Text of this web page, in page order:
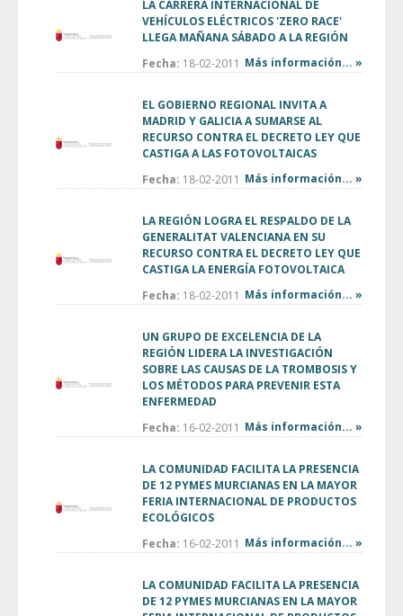
LA CARRERA INTERNACIONAL DE
VEHÍCULOS ELÉCTRICOS 'ZERO RACE'
LLEGA MAÑANA SÁBADO A LA REGIÓN
Fecha: 18-02-2011 Más información... »
EL GOBIERNO REGIONAL INVITA A
MADRID Y GALICIA A SUMARSE AL
RECURSO CONTRA EL DECRETO LEY QUE
CASTIGA A LAS FOTOVOLTAICAS
Fecha: 18-02-2011 Más información... »
LA REGIÓN LOGRA EL RESPALDO DE LA
GENERALITAT VALENCIANA EN SU
RECURSO CONTRA EL DECRETO LEY QUE
CASTIGA LA ENERGÍA FOTOVOLTAICA
Fecha: 18-02-2011 Más información... »
UN GRUPO DE EXCELENCIA DE LA
REGIÓN LIDERA LA INVESTIGACIÓN
SOBRE LAS CAUSAS DE LA TROMBOSIS Y
LOS MÉTODOS PARA PREVENIR ESTA
ENFERMEDAD
Fecha: 16-02-2011 Más información... »
LA COMUNIDAD FACILITA LA PRESENCIA
DE 12 PYMES MURCIANAS EN LA MAYOR
FERIA INTERNACIONAL DE PRODUCTOS
ECOLÓGICOS
Fecha: 16-02-2011 Más información... »
LA COMUNIDAD FACILITA LA PRESENCIA
DE 12 PYMES MURCIANAS EN LA MAYOR